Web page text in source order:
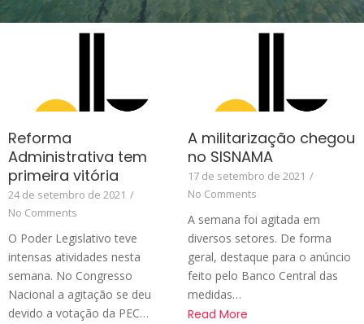
Reforma
Administrativa tem
primeira vitória
24 de setembro de 2021 /
No Comments
O Poder Legislativo teve
intensas atividades nesta
semana. No Congresso
Nacional a agitação se deu
devido a votação da PEC…
A militarização chegou
no SISNAMA
17 de setembro de 2021 /
No Comments
A semana foi agitada em
diversos setores. De forma
geral, destaque para o anúncio
feito pelo Banco Central das
medidas…
Read More